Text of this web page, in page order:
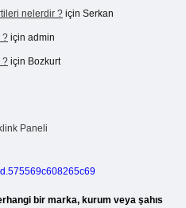
nelerdir ? için Serkan
? için admin
? için Bozkurt
bir marka, kurum veya şahıs